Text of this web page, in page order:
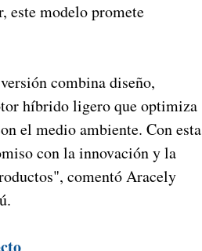
este modelo promete
combina diseño,
híbrido ligero que optimiza
el medio ambiente. Con esta
con la innovación y la
comentó Aracely